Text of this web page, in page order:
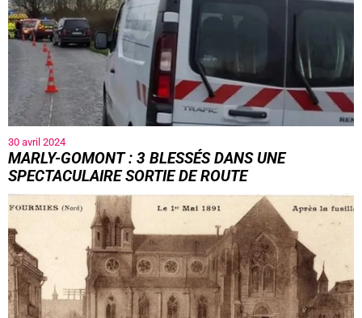
30 avril 2024
MARLY-GOMONT : 3 BLESSÉS DANS UNE
SPECTACULAIRE SORTIE DE ROUTE